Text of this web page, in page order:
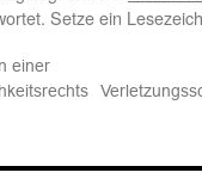
Setze ein
einer